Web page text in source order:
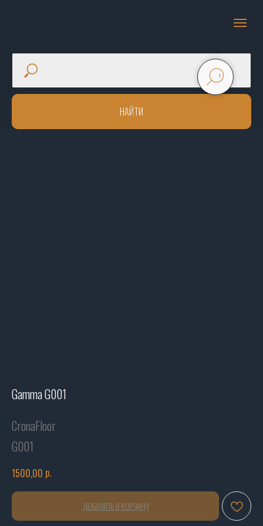
НАЙТИ
Gamma G001
CronaFloor
G001
1500,00 р.
ДОБАВИТЬ В КОРЗИНУ